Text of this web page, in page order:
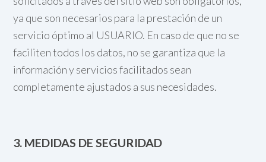
ya que son necesarios para la prestación de un
servicio óptimo al USUARIO. En caso de que no se
faciliten todos los datos, no se garantiza que la
información y servicios facilitados sean
completamente ajustados a sus necesidades.
3. MEDIDAS DE SEGURIDAD